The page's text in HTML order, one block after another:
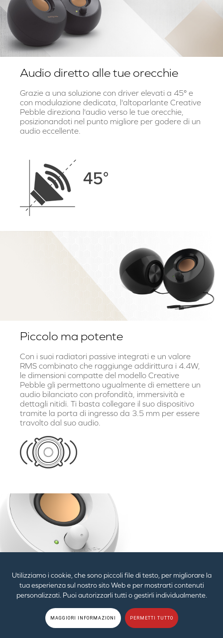
Utilizziamo i cookie, che sono piccoli file di testo, per migliorare la
tua esperienza sul nostro sito Web e per mostrarti contenuti
personalizzati. Puoi autorizzarli tutti o gestirli individualmente.
MAGGIORI INFORMAZIONI PERMETTI TUTTO
Audio diretto alle tue orecchie
Grazie a una soluzione con driver elevati a 45° e
con modulazione dedicata, l'altoparlante Creative
Pebble direziona l'audio verso le tue orecchie,
posizionandoti nel punto migliore per godere di un
audio eccellente.
Piccolo ma potente
Con i suoi radiatori passive integrati e un valore
RMS combinato che raggiunge addirittura i 4.4W,
le dimensioni compatte del modello Creative
Pebble gli permettono ugualmente di emettere un
audio bilanciato con profondità, immersività e
dettagli nitidi. Ti basta collegare il suo dispositivo
tramite la porta di ingresso da 3.5 mm per essere
travolto dal suo audio.
Praticità a portata di mano
Controlla il volume in modo istantaneo con la